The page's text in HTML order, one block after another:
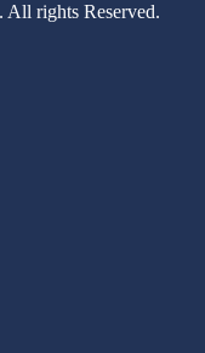
rights Reserved.